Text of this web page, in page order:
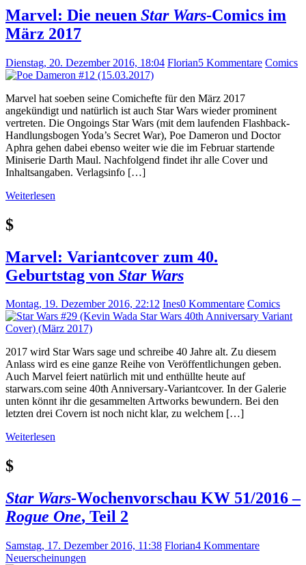
Marvel: Die neuen Star Wars-Comics im
März 2017
Dienstag, 20. Dezember 2016, 18:04 Florian5 Kommentare Comics
Marvel hat soeben seine Comichefte für den März 2017
angekündigt und natürlich ist auch Star Wars wieder prominent
vertreten. Die Ongoings Star Wars (mit dem laufenden Flashback-
Handlungsbogen Yoda’s Secret War), Poe Dameron und Doctor
Aphra gehen dabei ebenso weiter wie die im Februar startende
Miniserie Darth Maul. Nachfolgend findet ihr alle Cover und
Inhaltsangaben. Verlagsinfo […]
Weiterlesen
$
Marvel: Variantcover zum 40.
Geburtstag von Star Wars
Montag, 19. Dezember 2016, 22:12 Ines0 Kommentare Comics
2017 wird Star Wars sage und schreibe 40 Jahre alt. Zu diesem
Anlass wird es eine ganze Reihe von Veröffentlichungen geben.
Auch Marvel feiert natürlich mit und enthüllte heute auf
starwars.com seine 40th Anniversary-Variantcover. In der Galerie
unten könnt ihr die gesammelten Artworks bewundern. Bei den
letzten drei Covern ist noch nicht klar, zu welchem […]
Weiterlesen
$
Star Wars-Wochenvorschau KW 51/2016 –
Rogue One, Teil 2
Samstag, 17. Dezember 2016, 11:38 Florian4 Kommentare
Neuerscheinungen